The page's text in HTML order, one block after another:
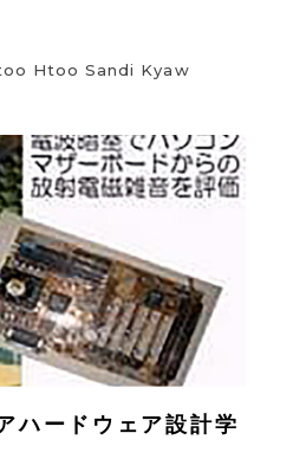
Htoo Sandi Kyaw
ハードウェア設計学